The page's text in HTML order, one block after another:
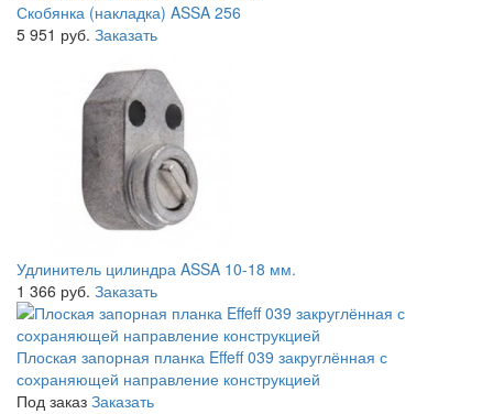
Скобянка (накладка) ASSA 256
5 951 руб. Заказать
Удлинитель цилиндра ASSA 10-18 мм.
1 366 руб. Заказать
Плоская запорная планка Effeff 039 закруглённая с
сохраняющей направление конструкцией
Под заказ Заказать